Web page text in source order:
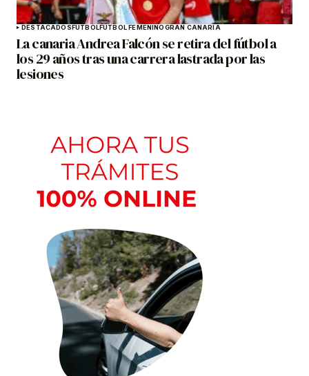
DESTACADOSFÚTBOLFÚTBOL FEMENINOGRAN CANARIA
La canaria Andrea Falcón se retira del fútbol a
los 29 años tras una carrera lastrada por las
lesiones